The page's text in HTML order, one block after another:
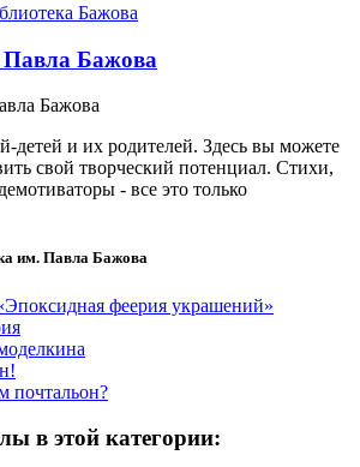
Бажова
Бажова
детей и их родителей. Здесь вы можете
свой творческий потенциал. Стихи,
- все это только
им. Павла Бажова
феерия украшений»
почтальон?
в этой категории: